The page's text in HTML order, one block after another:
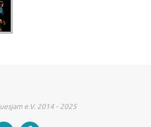
e.V. 2014 - 2025